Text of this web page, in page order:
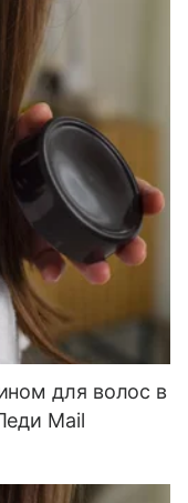
для волос в
Mail